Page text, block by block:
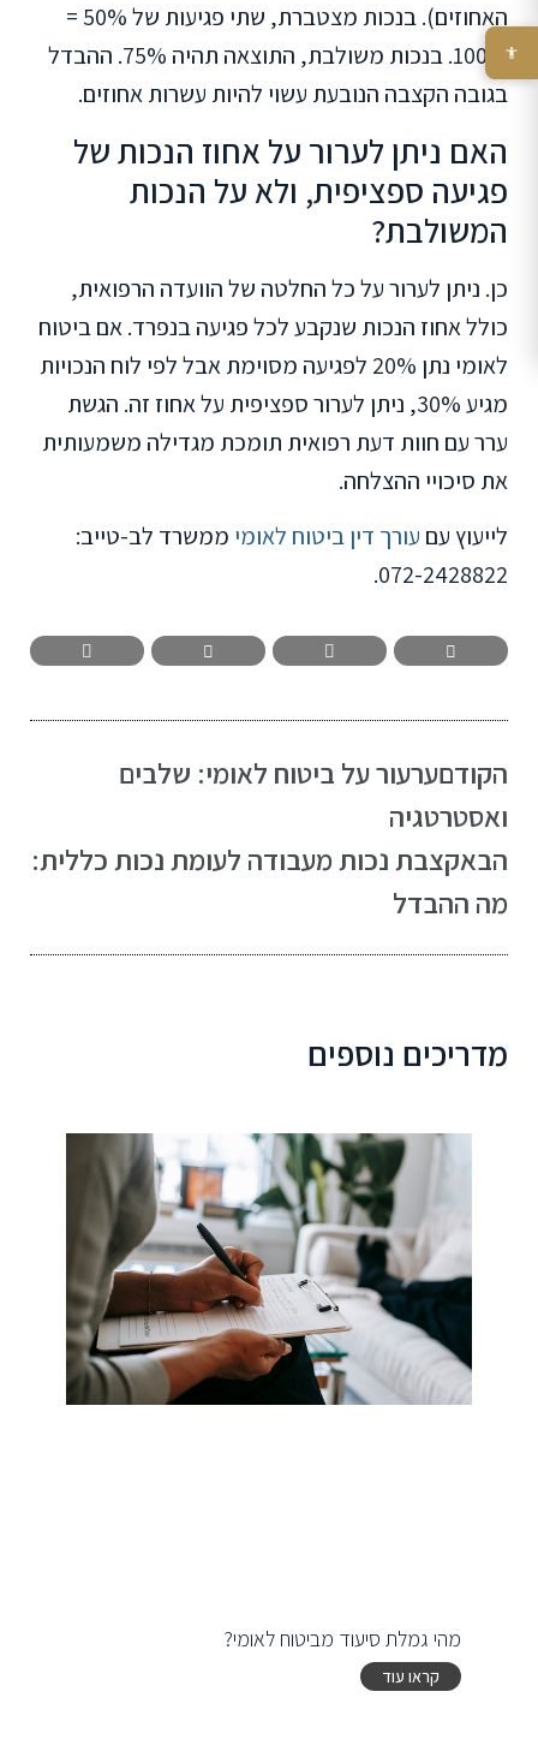
האחוזים). בנכות מצטברת, שתי פגיעות של 50% =
100%. בנכות משולבת, התוצאה תהיה 75%. ההבדל
בגובה הקצבה הנובעת עשוי להיות עשרות אחוזים.
האם ניתן לערור על אחוז הנכות של
פגיעה ספציפית, ולא על הנכות
המשולבת?
כן. ניתן לערור על כל החלטה של הוועדה הרפואית,
כולל אחוז הנכות שנקבע לכל פגיעה בנפרד. אם ביטוח
לאומי נתן 20% לפגיעה מסוימת אבל לפי לוח הנכויות
מגיע 30%, ניתן לערור ספציפית על אחוז זה. הגשת
ערר עם חוות דעת רפואית תומכת מגדילה משמעותית
את סיכויי ההצלחה.
לייעוץ עם עורך דין ביטוח לאומי ממשרד לב-טייב:
072-2428822.
הקודםערעור על ביטוח לאומי: שלבים
ואסטרטגיה
הבאקצבת נכות מעבודה לעומת נכות כללית:
מה ההבדל
מדריכים נוספים
מהי גמלת סיעוד מביטוח לאומי?
קראו עוד